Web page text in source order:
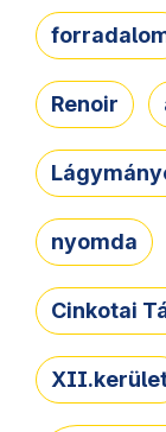
Renoir
nyomda
Cinkotai